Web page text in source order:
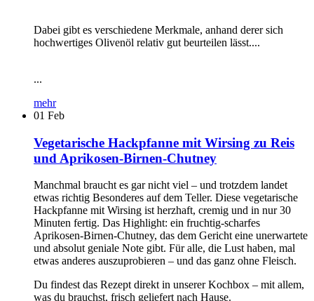
Dabei gibt es verschiedene Merkmale, anhand derer sich
hochwertiges Olivenöl relativ gut beurteilen lässt....
...
mehr
01 Feb
Vegetarische Hackpfanne mit Wirsing zu Reis
und Aprikosen-Birnen-Chutney
Manchmal braucht es gar nicht viel – und trotzdem landet
etwas richtig Besonderes auf dem Teller. Diese vegetarische
Hackpfanne mit Wirsing ist herzhaft, cremig und in nur 30
Minuten fertig. Das Highlight: ein fruchtig-scharfes
Aprikosen-Birnen-Chutney, das dem Gericht eine unerwartete
und absolut geniale Note gibt. Für alle, die Lust haben, mal
etwas anderes auszuprobieren – und das ganz ohne Fleisch.
Du findest das Rezept direkt in unserer Kochbox – mit allem,
was du brauchst, frisch geliefert nach Hause.